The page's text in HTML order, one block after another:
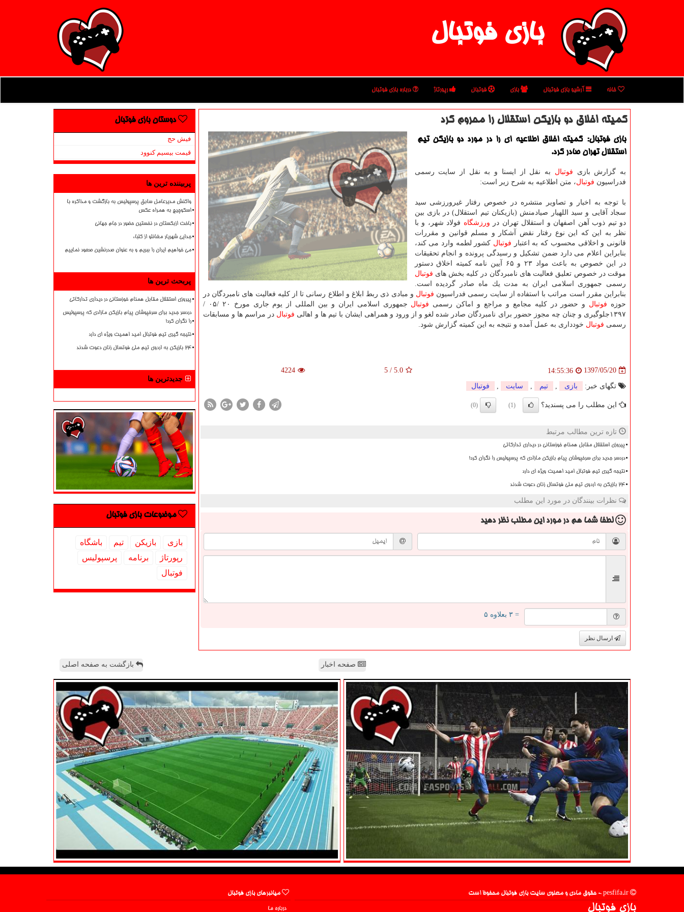
بازی فوتبال
خانه آرشیو بازی فوتبال بازی فوتبال رپورتاژ درباره بازی فوتبال
كمیته اخلاق دو بازیكن استقلال را محروم كرد
بازی فوتبال: كمیته اخلاق اطلاعیه ای را در مورد دو بازیكن تیم
استقلال تهران صادر كرد.
به گزارش بازی فوتبال به نقل از ایسنا و به نقل از سایت رسمی
فدراسیون فوتبال، متن اطلاعیه به شرح زیر است:
با توجه به اخبار و تصاویر منتشره در خصوص رفتار غیرورزشی سید
سجاد آقایی و سید اللهیار صیادمنش (بازیكنان تیم استقلال) در بازی بین
دو تیم ذوب آهن اصفهان و استقلال تهران در ورزشگاه فولاد شهر، و با
نظر به این كه این نوع رفتار نقض آشكار و مسلم قوانین و مقررات
قانونی و اخلاقی محسوب كه به اعتبار فوتبال كشور لطمه وارد می كند،
بنابراین اعلام می دارد ضمن تشكیل و رسیدگی پرونده و انجام تحقیقات
در این خصوص به باعث مواد ۲۳ و ۶۵ آیین نامه كمیته اخلاق دستور
موقت در خصوص تعلیق فعالیت های نامبردگان در كلیه بخش های فوتبال
رسمی جمهوری اسلامی ایران به مدت یك ماه صادر گردیده است.
بنابراین مقرر است مراتب با استفاده از سایت رسمی فدراسیون فوتبال و مبادی ذی ربط ابلاغ و اطلاع رسانی تا از كلیه فعالیت های نامبردگان در
حوزه فوتبال و حضور در كلیه مجامع و مراجع و اماكن رسمی فوتبال
جمهوری اسلامی ایران و بین المللی از یوم جاری مورخ ۲۰ /۰۵ /
۱۳۹۷جلوگیری و چنان چه مجوز حضور برای نامبردگان صادر شده لغو و از ورود و همراهی ایشان با تیم ها و اهالی
فوتبال در مراسم ها و مسابقات
رسمی فوتبال خودداری به عمل آمده و نتیجه به این كمیته گزارش شود.
1397/05/20
14:55:36
5.0
/
5
4224
تگهای خبر: بازی تیم سایت فوتبال
این مطلب را می پسندید؟ (1)
(0)
تازه ترین مطالب مرتبط
پیروزی استقلال مقابل همنام خوزستانی در دیداری تدارکاتی
دردسر جدید برای سرخپوشان پیام بازیکن مازادی که پرسپولیس را نگران کرد!
نتیجه گیری تیم فوتبال امید اهمیت ویژه ای دارد
۲۴ بازیکن به اردوی تیم ملی فوتسال زنان دعوت شدند
نظرات بینندگان در مورد این مطلب
لطفا شما همدر مورد این مطلب نظر دهید
= ۳ بعلاوه ۵
ارسال نظر
دوستان بازی فوتبال
فیش حج
قیمت بیسیم کنوود
پربیننده ترین ها
واکنش مدیرعامل سابق پرسپولیس به بازگشت و مذاکره با
اسکوچیچ به همراه عکس
باخت ازبکستان در نخستین حضور در جام جهانی
جدایی شهریار مغانلو از کلباء
می خواهیم ایران را ببریم و به عنوان صدرنشین صعود نماییم
پربحث ترین ها
پیروزی استقلال مقابل همنام خوزستانی در دیداری تدارکاتی
دردسر جدید برای سرخپوشان پیام بازیکن مازادی که پرسپولیس
را نگران کرد!
نتیجه گیری تیم فوتبال امید اهمیت ویژه ای دارد
۲۴ بازیکن به اردوی تیم ملی فوتسال زنان دعوت شدند
جدیدترین ها
موضوعات بازی فوتبال
بازی بازیكن تیم
باشگاه
رپورتاژ
برنامه
پرسپولیس
فوتبال
صفحه اخبار بازگشت به صفحه اصلی
بازی فوتبال
میانبرهای بازی فوتبال
درباره ما